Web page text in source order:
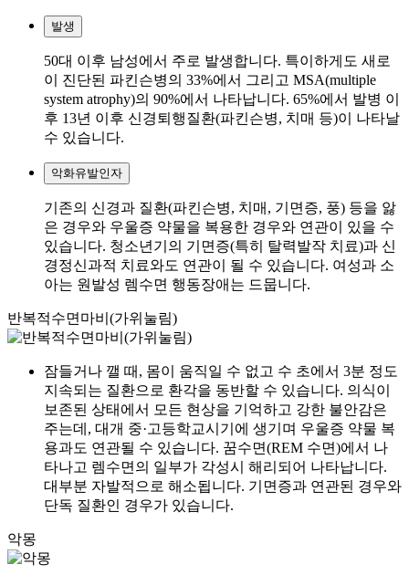
발생
50대 이후 남성에서 주로 발생합니다. 특이하게도 새로
이 진단된 파킨슨병의 33%에서 그리고 MSA(multiple
system atrophy)의 90%에서 나타납니다. 65%에서 발병 이
후 13년 이후 신경퇴행질환(파킨슨병, 치매 등)이 나타날
수 있습니다.
악화유발인자
기존의 신경과 질환(파킨슨병, 치매, 기면증, 풍) 등을 앓
은 경우와 우울증 약물을 복용한 경우와 연관이 있을 수
있습니다. 청소년기의 기면증(특히 탈력발작 치료)과 신
경정신과적 치료와도 연관이 될 수 있습니다. 여성과 소
아는 원발성 렘수면 행동장애는 드뭅니다.
반복적수면마비(가위눌림)
잠들거나 깰 때, 몸이 움직일 수 없고 수 초에서 3분 정도
지속되는 질환으로 환각을 동반할 수 있습니다. 의식이
보존된 상태에서 모든 현상을 기억하고 강한 불안감은
주는데, 대개 중·고등학교시기에 생기며 우울증 약물 복
용과도 연관될 수 있습니다. 꿈수면(REM 수면)에서 나
타나고 렘수면의 일부가 각성시 해리되어 나타납니다.
대부분 자발적으로 해소됩니다. 기면증과 연관된 경우와
단독 질환인 경우가 있습니다.
악몽